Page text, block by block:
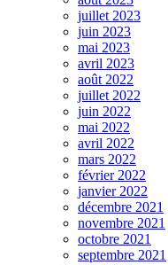
juillet 2023
juin 2023
mai 2023
avril 2023
août 2022
juillet 2022
juin 2022
mai 2022
avril 2022
mars 2022
février 2022
janvier 2022
décembre 2021
novembre 2021
octobre 2021
septembre 2021